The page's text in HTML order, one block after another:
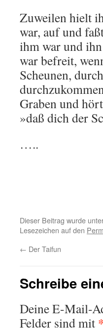
Zuweilen hielt
war, auf und
ihm war und
war befreit,
Scheunen,
Graben und
»daß dich der
…..
Dieser Beitrag wurde
Lesezeichen auf den
← Der Taifun
Schreibe
Deine E-Mail-
Felder sind mit